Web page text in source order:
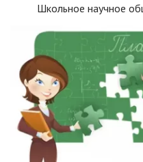
Школьное научное